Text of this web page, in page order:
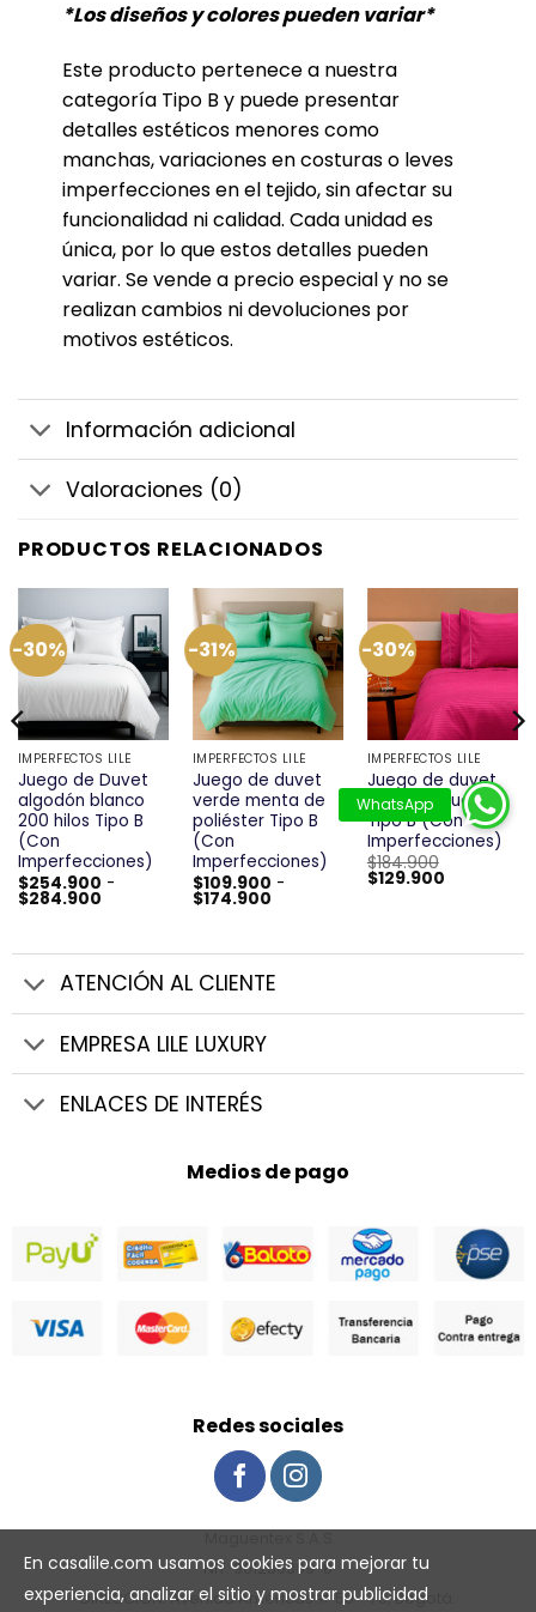
*Los diseños y colores pueden variar*
Este producto pertenece a nuestra
categoría Tipo B y puede presentar
detalles estéticos menores como
manchas, variaciones en costuras o leves
imperfecciones en el tejido, sin afectar su
funcionalidad ni calidad. Cada unidad es
única, por lo que estos detalles pueden
variar. Se vende a precio especial y no se
realizan cambios ni devoluciones por
motivos estéticos.
Información adicional
Valoraciones (0)
PRODUCTOS RELACIONADOS
-30%
IMPERFECTOS LILÉ
Juego de Duvet
algodón blanco
200 hilos Tipo B
(Con
Imperfecciones)
$254.900 -
$284.900Rango
$254.900
hasta
$284.900
-31%
IMPERFECTOS LILÉ
Juego de duvet
verde menta de
poliéster Tipo B
(Con
Imperfecciones)
$109.900 -
$174.900Rango
$109.900
hasta
$174.900
-30%
IMPERFECTOS LILÉ
Juego de duvet
premium fucsia
Tipo B (Con
Imperfecciones)
$184.900
El
$129.900El
ATENCIÓN AL CLIENTE
EMPRESA LILE LUXURY
ENLACES DE INTERÉS
Medios de pago
Redes sociales
NIT: 901286369-8
DIRECCION: Avenida Américas # 50 - 70, Bogotá.
En casalile.com usamos cookies para mejorar tu
experiencia, analizar el sitio y mostrar publicidad